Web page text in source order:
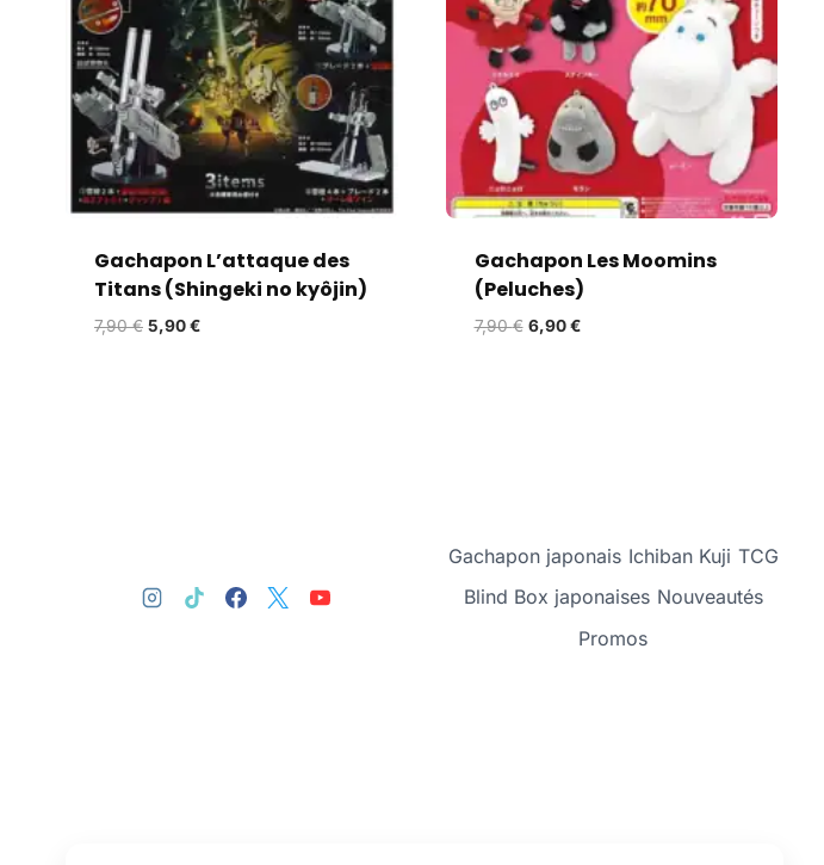
Gachapon L’attaque des
Titans (Shingeki no kyôjin)
7,90€ 5,90€
Gachapon Les Moomins
(Peluches)
7,90€ 6,90€
Gachapon japonais Ichiban Kuji TCG
Blind Box japonaises Nouveautés
Promos